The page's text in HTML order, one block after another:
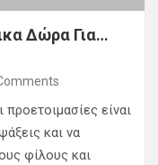
Δώρα Για…
προετοιμασίες είναι
και να
φίλους και